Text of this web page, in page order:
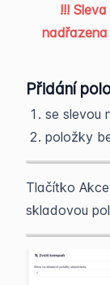
!!!
Přidání
se slevou
položky
Tlačítko
skladovou